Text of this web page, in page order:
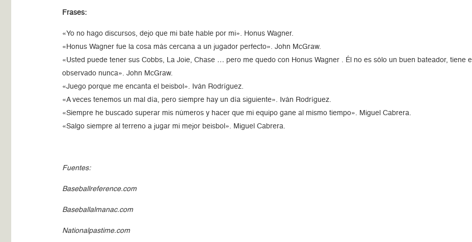
Frases:
«Yo no hago discursos, dejo que mi bate hable por mi». Honus Wagner.
«Honus Wagner fue la cosa más cercana a un jugador perfecto». John McGraw.
«Usted puede tener sus Cobbs, La Joie, Chase … pero me quedo con Honus Wagner . Él no es sólo un buen bateador, tiene
observado nunca». John McGraw.
«Juego porque me encanta el beisbol». Iván Rodríguez.
«A veces tenemos un mal día, pero siempre hay un día siguiente». Iván Rodríguez.
«Siempre he buscado superar mis números y hacer que mi equipo gane al mismo tiempo». Miguel Cabrera.
«Salgo siempre al terreno a jugar mi mejor beisbol». Miguel Cabrera.
Fuentes:
Baseballreference.com
Baseballalmanac.com
Nationalpastime.com